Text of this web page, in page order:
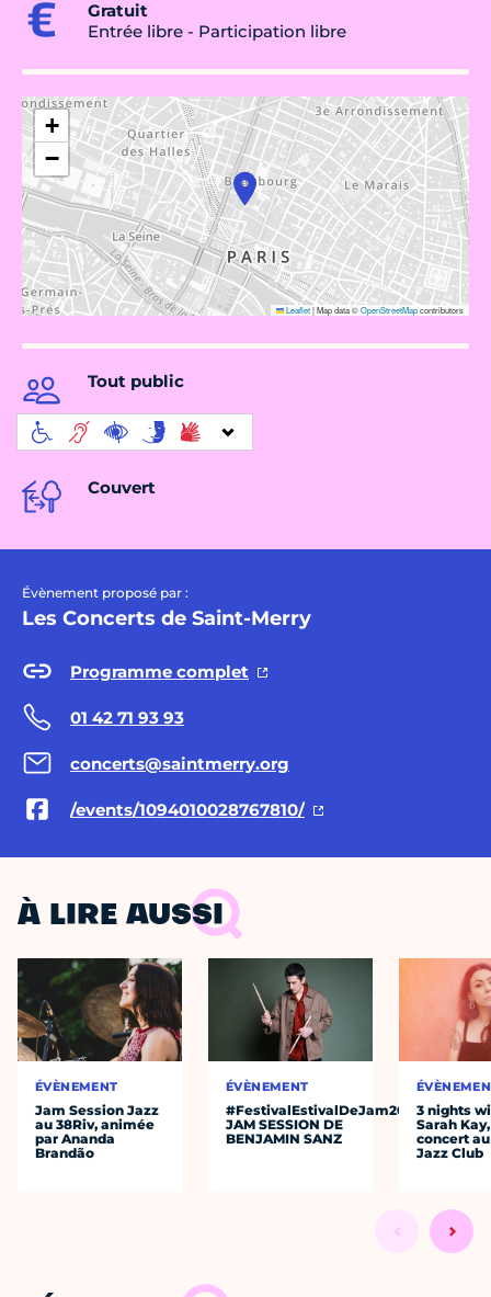
Gratuit
Entrée libre - Participation libre
+
−
Leaflet|Map data ©OpenStreetMapcontributors
Tout public
Couvert
Évènement proposé par :
Les Concerts de Saint-Merry
Programme complet
01 42 71 93 93
concerts@saintmerry.org
/events/1094010028767810/
À LIRE AUSSI
ÉVÈNEMENT
Jam Session Jazz
au 38Riv, animée
par Ananda
Brandão
ÉVÈNEMENT
#FestivalEstivalDeJam2026
JAM SESSION DE
BENJAMIN SANZ
3 nights
Sarah
concert
Jazz Club